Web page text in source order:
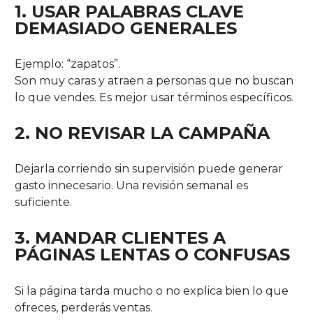
1. USAR PALABRAS CLAVE
DEMASIADO GENERALES
Ejemplo: “zapatos”.
Son muy caras y atraen a personas que no buscan
lo que vendes. Es mejor usar términos específicos.
2. NO REVISAR LA CAMPAÑA
Dejarla corriendo sin supervisión puede generar
gasto innecesario. Una revisión semanal es
suficiente.
3. MANDAR CLIENTES A
PÁGINAS LENTAS O CONFUSAS
Si la página tarda mucho o no explica bien lo que
ofreces, perderás ventas.